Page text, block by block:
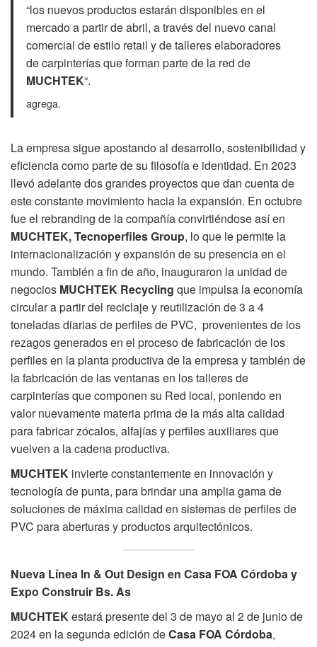
“los nuevos productos estarán disponibles en el
mercado a partir de abril, a través del nuevo canal
comercial de estilo retail y de talleres elaboradores
de carpinterías que forman parte de la red de
MUCHTEK“.
agrega.
La empresa sigue apostando al desarrollo, sostenibilidad y
eficiencia como parte de su filosofía e identidad. En 2023
llevó adelante dos grandes proyectos que dan cuenta de
este constante movimiento hacia la expansión. En octubre
fue el rebranding de la compañía convirtiéndose así en
MUCHTEK, Tecnoperfiles Group, lo que le permite la
internacionalización y expansión de su presencia en el
mundo. También a fin de año, inauguraron la unidad de
negocios MUCHTEK Recycling que impulsa la economía
circular a partir del reciclaje y reutilización de 3 a 4
toneladas diarias de perfiles de PVC, provenientes de los
rezagos generados en el proceso de fabricación de los
perfiles en la planta productiva de la empresa y también de
la fabricación de las ventanas en los talleres de
carpinterías que componen su Red local, poniendo en
valor nuevamente materia prima de la más alta calidad
para fabricar zócalos, alfajías y perfiles auxiliares que
vuelven a la cadena productiva.
MUCHTEK invierte constantemente en innovación y
tecnología de punta, para brindar una amplia gama de
soluciones de máxima calidad en sistemas de perfiles de
PVC para aberturas y productos arquitectónicos.
Nueva Línea In & Out Design en Casa FOA Córdoba y
Expo Construir Bs. As
MUCHTEKestará presente del 3 de mayo al 2 de junio de
2024 en la segunda edición deCasa FOA Córdoba,